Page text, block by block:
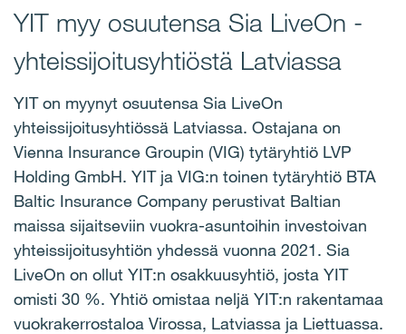
YIT myy osuutensa Sia LiveOn -
yhteissijoitusyhtiöstä Latviassa
YIT on myynyt osuutensa Sia LiveOn
yhteissijoitusyhtiössä Latviassa. Ostajana on
Vienna Insurance Groupin (VIG) tytäryhtiö LVP
Holding GmbH. YIT ja VIG:n toinen tytäryhtiö BTA
Baltic Insurance Company perustivat Baltian
maissa sijaitseviin vuokra-asuntoihin investoivan
yhteissijoitusyhtiön yhdessä vuonna 2021. Sia
LiveOn on ollut YIT:n osakkuusyhtiö, josta YIT
omisti 30 %. Yhtiö omistaa neljä YIT:n rakentamaa
vuokrakerrostaloa Virossa, Latviassa ja Liettuassa.